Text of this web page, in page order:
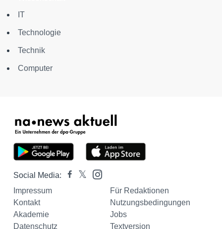
IT
Technologie
Technik
Computer
Social Media:
Impressum
Für Redaktionen
Kontakt
Nutzungsbedingungen
Akademie
Jobs
Datenschutz
Textversion